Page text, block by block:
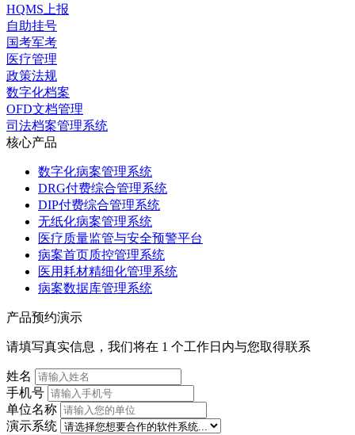
HQMS上报
自助挂号
国考军考
医疗管理
政策法规
数字化档案
OFD文档管理
司法档案管理系统
核心产品
数字化病案管理系统
DRG付费综合管理系统
DIP付费综合管理系统
无纸化病案管理系统
医疗质量监管与安全预警平台
病案首页质控管理系统
医用耗材精细化管理系统
病案数据库管理系统
产品预约演示
请填写真实信息，我们将在 1 个工作日内与您取得联系
姓名
手机号
单位名称
演示系统